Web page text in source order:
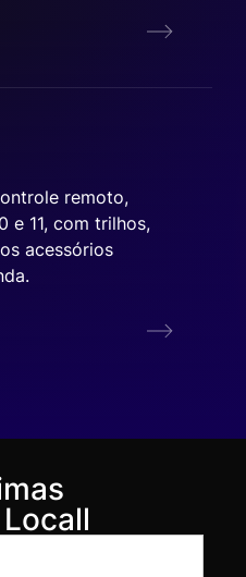
remoto,
e 11, com trilhos,
acessórios